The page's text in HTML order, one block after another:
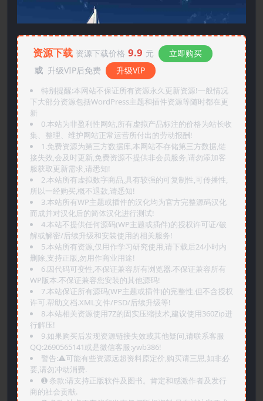
资源下载 资源下载价格 9.9 元
立即购买
或 升级VIP后免费 升级VIP
特别提醒:本网站不保证所有资源永久更新资源!一般情况
下大部分资源包括WordPress主题和插件资源等随时都在更
新
0.本站为非盈利性网站,所有虚拟产品标注的价格为站长收
集、整理、维护网站正常运营所付出的劳动报酬!
1.免费资源为第三方数据库,本网站不存储第三方数据,链
接失效,会及时更新,免费资源不提供非会员服务,请勿添加客
服获取更新需求,请悉知!
2.本站所有虚拟数字商品,具有较强的可复制性,可传播性,
所以一经购买,概不退款,请悉知!
3.本站所有WP主题或插件的汉化均为官方完整源码汉化
而成并对汉化后的简体汉化进行测试!
4.本站不提供任何源码(WP主题或插件)的授权许可证/破
解或解密/后续升级和安装使用的相关服务!
5.本站所有资源,仅用作学习研究使用,请下载后24小时内
删除,支持正版,勿用作商业用途!
6.因代码可变性,不保证兼容所有浏览器.不保证兼容所有
WP版本.不保证兼容您安装的其他源码!
7.本站保证所有源码(WP主题或插件)的完整性,但不含授权
许可.帮助文档.XML文件/PSD/后续升级等!
8.本站相关资源使用7Z的固实压缩技术,建议使用360Zip进
行解压!
9.如果购买后发现资源链接失效或其他疑问,请联系客服
QQ:2690565141或是微信客服:ywb386!
警告:⚠️可能有些资源远超资料原定价,购买请三思,如非必
要,请勿冲动消费.
➊️ 条款:请支持正版软件及图书。肯定和感激作者及发行
商的社会贡献.